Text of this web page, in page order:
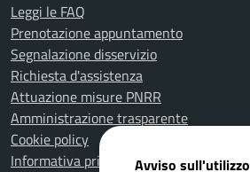
Leggi le FAQ
Prenotazione appuntamento
Segnalazione disservizio
Richiesta d'assistenza
Attuazione misure PNRR
Amministrazione trasparente
Cookie policy
Informativa privacy
Avviso sull'utilizzo